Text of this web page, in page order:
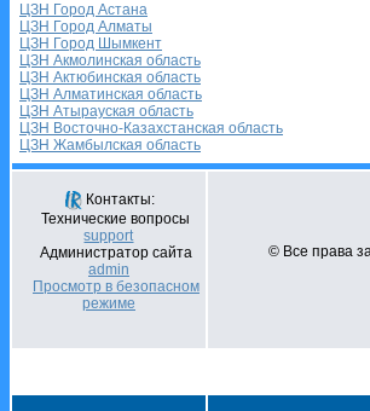
ЦЗН Город Астана
ЦЗН Город Алматы
ЦЗН Город Шымкент
ЦЗН Акмолинская область
ЦЗН Актюбинская область
ЦЗН Алматинская область
ЦЗН Атырауская область
ЦЗН Восточно-Казахстанская область
ЦЗН Жамбылская область
Контакты:
Технические вопросы
support
Администратор сайта
admin
Просмотр в безопасном
режиме
© Все права